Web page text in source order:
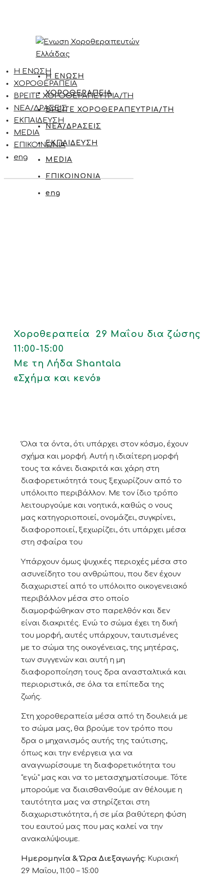
Η ΕΝΩΣΗ
ΧΟΡΟΘΕΡΑΠΕΙΑ
ΒΡΕΙΤΕ ΧΟΡΟΘΕΡΑΠΕΥΤΡΙΑ/ΤΗ
ΝΕΑ/ΔΡΑΣΕΙΣ
ΕΚΠΑΙΔΕΥΣΗ
MEDIA
ΕΠΙΚΟΙΝΩΝΙΑ
eng
Η ΕΝΩΣΗ
ΧΟΡΟΘΕΡΑΠΕΙΑ
ΒΡΕΙΤΕ ΧΟΡΟΘΕΡΑΠΕΥΤΡΙΑ/ΤΗ
ΝΕΑ/ΔΡΑΣΕΙΣ
ΕΚΠΑΙΔΕΥΣΗ
MEDIA
ΕΠΙΚΟΙΝΩΝΙΑ
eng
Χοροθεραπεία 29 Μαΐου δια ζώσης
11:00-15:00
Με τη Λήδα Shantala
«Σχήμα και κενό»
Όλα τα όντα, ότι υπάρχει στον κόσμο, έχουν
σχήμα και μορφή. Αυτή η ιδιαίτερη μορφή
τους τα κάνει διακριτά και χάρη στη
διαφορετικότητά τους ξεχωρίζουν από το
υπόλοιπο περιβάλλον. Με τον ίδιο τρόπο
λειτουργούμε και νοητικά, καθώς ο νους
μας κατηγοριοποιεί, ονομάζει, συγκρίνει,
διαφοροποιεί, ξεχωρίζει, ότι υπάρχει μέσα
στη σφαίρα του
Υπάρχουν όμως ψυχικές περιοχές μέσα στο
ασυνείδητο του ανθρώπου, που δεν έχουν
διαχωριστεί από το υπόλοιπο οικογενειακό
περιβάλλον μέσα στο οποίο
διαμορφώθηκαν στο παρελθόν και δεν
είναι διακριτές. Ενώ το σώμα έχει τη δική
του μορφή, αυτές υπάρχουν, ταυτισμένες
με το σώμα της οικογένειας, της μητέρας,
των συγγενών και αυτή η μη
διαφοροποίηση τους δρα ανασταλτικά και
περιοριστικά, σε όλα τα επίπεδα της
ζωής.
Στη χοροθεραπεία μέσα από τη δουλειά με
το σώμα μας, θα βρούμε τον τρόπο που
δρα ο μηχανισμός αυτής της ταύτισης,
όπως και την ενέργεια για να
αναγνωρίσουμε τη διαφορετικότητα του
“εγώ” μας και να το μετασχηματίσουμε. Τότε
μπορούμε να διαισθανθούμε αν θέλουμε η
ταυτότητα μας να στηρίζεται στη
διαχωριστικότητα, ή σε μία βαθύτερη φύση
του εαυτού μας που μας καλεί να την
ανακαλύψουμε.
Ημερομηνία & Ώρα Διεξαγωγής: Κυριακή
29 Μαΐου, 11:00 – 15:00